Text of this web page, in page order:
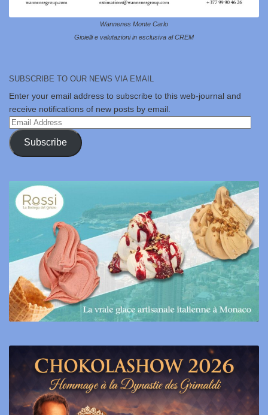
Wannenes Monte Carlo
Gioielli e valutazioni in esclusiva al CREM
SUBSCRIBE TO OUR NEWS VIA EMAIL
Enter your email address to subscribe to this web-journal and
receive notifications of new posts by email.
Email
Address
Subscribe